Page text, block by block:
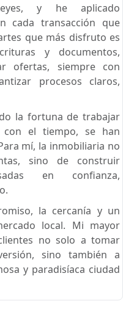
y he aplicado
cada transacción que
que más disfruto es
y documentos,
ofertas, siempre con
procesos claros,
la fortuna de trabajar
con el tiempo, se han
mí, la inmobiliaria no
sino de construir
en confianza,
la cercanía y un
local. Mi mayor
no solo a tomar
sino también a
y paradisíaca ciudad